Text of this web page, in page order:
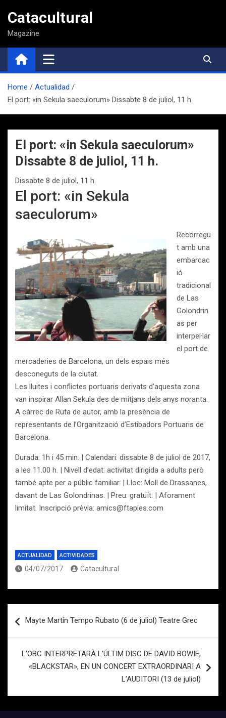
contenido
Catacultural
Magazine
Home
Actualidad
El port: «in Sekula saeculorum» Dissabte 8 de juliol, 11 h.
El port: «in Sekula saeculorum»
Dissabte 8 de juliol, 11 h.
Dissabte 8 de juliol, 11 h.
El port: «in Sekula
saeculorum»
Recorregu
t amb una
embarcac
ió
tradicional
de Las
Golondrin
as per
interpel·lar
el port de
mercaderies de Barcelona, un dels espais més
desconeguts de la ciutat.
Les lluites i conflictes portuaris derivats d’aquesta zona
van inspirar Allan Sekula des de mitjans dels anys noranta.
A càrrec de Ruta de autor, amb la presència de
representants de l’Organització d’Estibadors Portuaris de
Barcelona.
Durada: 1h i 45 min. | Calendari: dissabte 8 de juliol de 2017,
a les 11.00 h. | Nivell d’edat: activitat dirigida a adults però
també apte per a públic familiar. | Lloc: Moll de Drassanes,
davant de Las Golondrinas. | Preu: gratuït. | Aforament
limitat. Inscripció prèvia: amics@ftapies.com
ACTUALIDAD ACTIVIDADES
04/07/2017 Catacultural
de
Mayte Martín Tempo Rubato (6 de juliol) Teatre Grec
L’OBC INTERPRETARÀ L’ÚLTIM DISC DE DAVID BOWIE,
«BLACKSTAR», EN UN CONCERT EXTRAORDINARI A
L’AUDITORI (13 de juliol)